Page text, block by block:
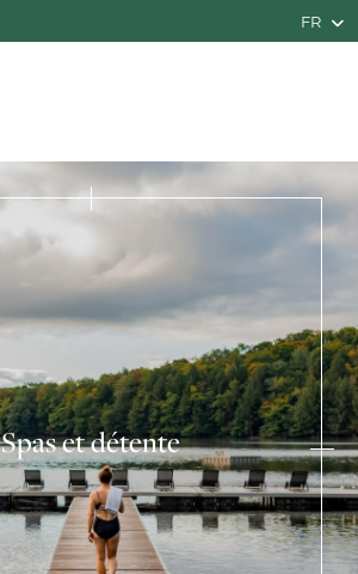
FR
Spas et détente